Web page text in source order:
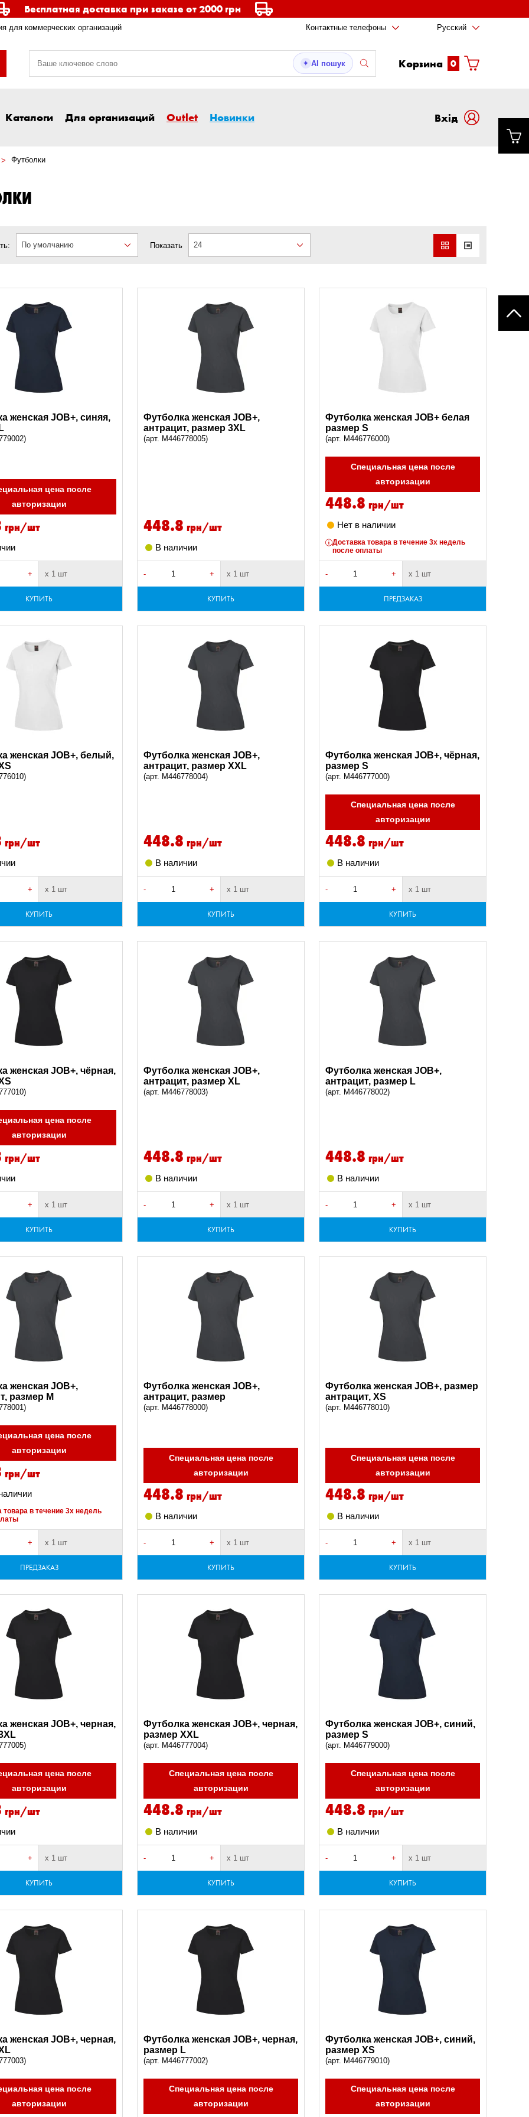
Бесплатная доставка при заказе от 2000 грн
для коммерческих организаций Контактные телефоны Русский
✦ AI пошук Корзина 0
Каталоги Для организаций Outlet Новинки Вxід
Футболки
По умолчанию Показать 24
женская JOB+, синяя,
цена после
авторизации
грн/шт
+ х 1 шт
КУПИТЬ
Футболка женская JOB+,
антрацит, размер 3XL
(арт. M446778005)
448.8 грн/шт
В наличии
- + х 1 шт
КУПИТЬ
Футболка женская JOB+ белая
размер S
(арт. M446776000)
Специальная цена после
авторизации
448.8 грн/шт
Нет в наличии
Доставка товара в течение 3х недель
после оплаты
- + х 1 шт
ПРЕДЗАКАЗ
женская JOB+, белый,
грн/шт
+ х 1 шт
КУПИТЬ
Футболка женская JOB+,
антрацит, размер XXL
(арт. M446778004)
448.8 грн/шт
В наличии
- + х 1 шт
КУПИТЬ
Футболка женская JOB+, чёрная,
размер S
(арт. M446777000)
Специальная цена после
авторизации
448.8 грн/шт
В наличии
- + х 1 шт
КУПИТЬ
женская JOB+, чёрная,
цена после
авторизации
грн/шт
+ х 1 шт
КУПИТЬ
Футболка женская JOB+,
антрацит, размер XL
(арт. M446778003)
448.8 грн/шт
В наличии
- + х 1 шт
КУПИТЬ
Футболка женская JOB+,
антрацит, размер L
(арт. M446778002)
448.8 грн/шт
В наличии
- + х 1 шт
КУПИТЬ
женская JOB+,
размер M
цена после
авторизации
грн/шт
товара в течение 3х недель
+ х 1 шт
ПРЕДЗАКАЗ
Футболка женская JOB+,
антрацит, размер
(арт. M446778000)
Специальная цена после
авторизации
448.8 грн/шт
В наличии
- + х 1 шт
КУПИТЬ
Футболка женская JOB+, размер
антрацит, XS
(арт. M446778010)
Специальная цена после
авторизации
448.8 грн/шт
В наличии
- + х 1 шт
КУПИТЬ
женская JOB+, черная,
цена после
авторизации
грн/шт
+ х 1 шт
КУПИТЬ
Футболка женская JOB+, черная,
размер XXL
(арт. M446777004)
Специальная цена после
авторизации
448.8 грн/шт
В наличии
- + х 1 шт
КУПИТЬ
Футболка женская JOB+, синий,
размер S
(арт. M446779000)
Специальная цена после
авторизации
448.8 грн/шт
В наличии
- + х 1 шт
КУПИТЬ
женская JOB+, черная,
цена после
авторизации
Футболка женская JOB+, черная,
размер L
(арт. M446777002)
Специальная цена после
авторизации
Футболка женская JOB+, синий,
размер XS
(арт. M446779010)
Специальная цена после
авторизации